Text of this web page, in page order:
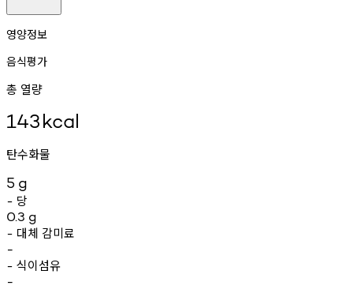
영양정보
음식평가
총 열량
143kcal
탄수화물
5 g
- 당
0.3 g
- 대체 감미료
-
- 식이섬유
-